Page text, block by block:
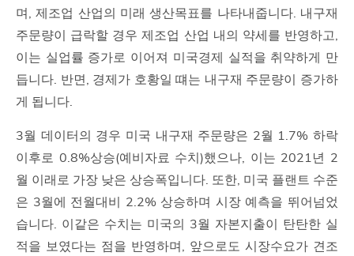
며, 제조업 산업의 미래 생산목표를 나타내줍니다. 내구재
주문량이 급락할 경우 제조업 산업 내의 약세를 반영하고,
이는 실업률 증가로 이어져 미국경제 실적을 취약하게 만
듭니다. 반면, 경제가 호황일 떄는 내구재 주문량이 증가하
게 됩니다.
3월 데이터의 경우 미국 내구재 주문량은 2월 1.7% 하락
이후로 0.8%상승(예비자료 수치)했으나, 이는 2021년 2
월 이래로 가장 낮은 상승폭입니다. 또한, 미국 플랜트 수준
은 3월에 전월대비 2.2% 상승하며 시장 예측을 뛰어넘었
습니다. 이같은 수치는 미국의 3월 자본지출이 탄탄한 실
적을 보였다는 점을 반영하며, 앞으로도 시장수요가 견조